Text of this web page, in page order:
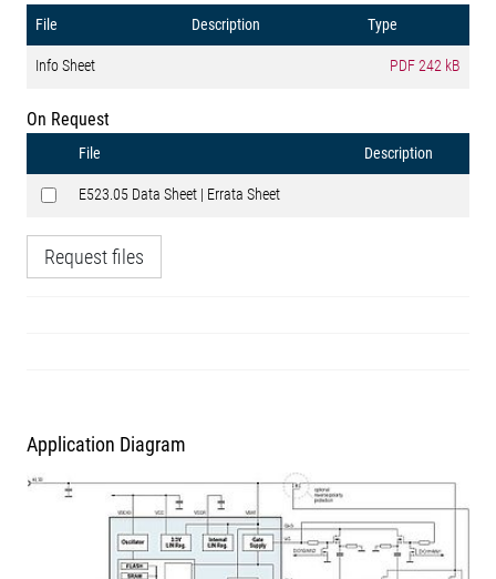
File Description Type
Info Sheet PDF242 kB
On Request
File Description
E523.05 Data Sheet | Errata Sheet
Request files
Application Diagram